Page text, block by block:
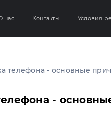
нас Контакты Условия
телефона - основные
-